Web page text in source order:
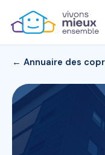
← Annuaire des